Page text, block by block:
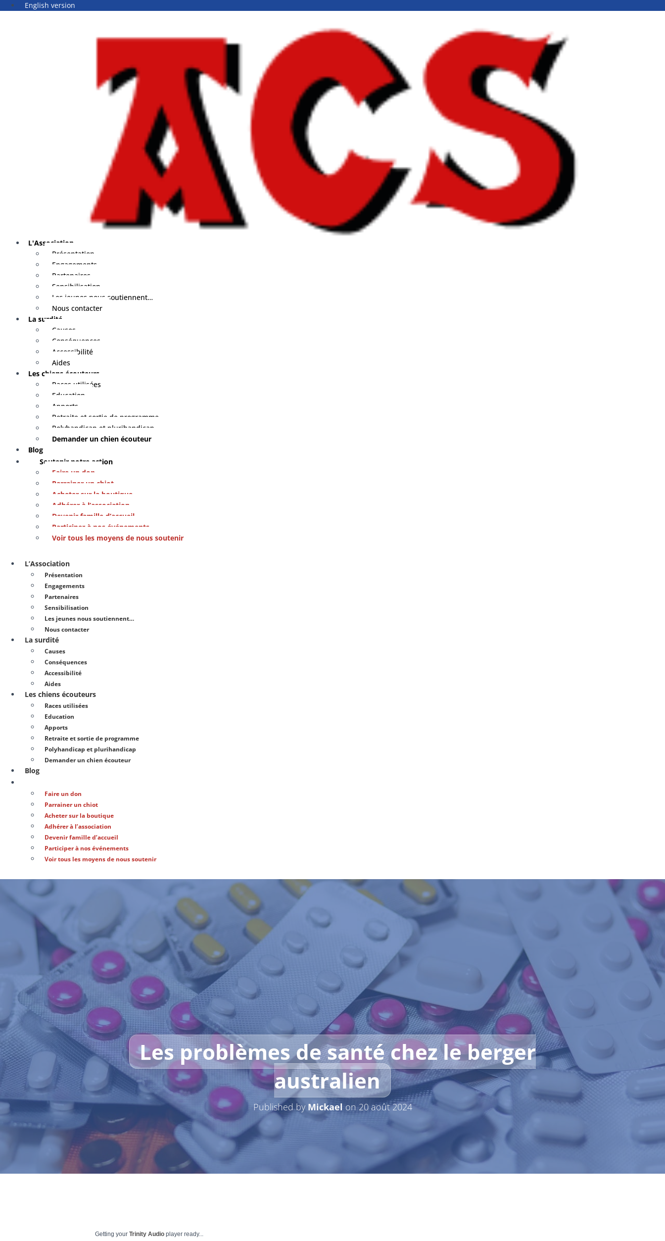
English version
L'Association
Présentation
Engagements
Partenaires
Sensibilisation
Les jeunes nous soutiennent…
Nous contacter
La surdité
Causes
Conséquences
Accessibilité
Aides
Les chiens écouteurs
Races utilisées
Education
Apports
Retraite et sortie de programme
Polyhandicap et plurihandicap
Demander un chien écouteur
Blog
Soutenir notre action
Faire un don
Parrainer un chiot
Acheter sur la boutique
Adhérer à l’association
Devenir famille d’accueil
Participer à nos événements
Voir tous les moyens de nous soutenir
L’Association
Présentation
Engagements
Partenaires
Sensibilisation
Les jeunes nous soutiennent…
Nous contacter
La surdité
Causes
Conséquences
Accessibilité
Aides
Les chiens écouteurs
Races utilisées
Education
Apports
Retraite et sortie de programme
Polyhandicap et plurihandicap
Demander un chien écouteur
Blog
Faire un don
Parrainer un chiot
Acheter sur la boutique
Adhérer à l’association
Devenir famille d’accueil
Participer à nos événements
Voir tous les moyens de nous soutenir
Les problèmes de santé chez le berger
australien
Published by Mickaelon20 août 2024
Getting your Trinity Audio player ready...